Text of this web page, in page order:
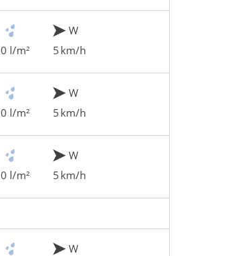
0 l/m²
W
5 km/h
0 l/m²
W
5 km/h
0 l/m²
W
5 km/h
W